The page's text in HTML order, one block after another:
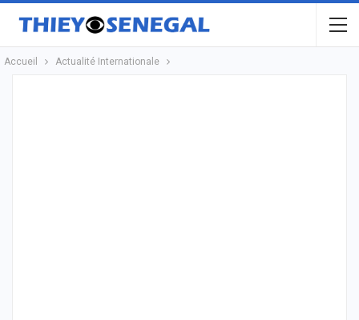
Accueil Actualité Internationale